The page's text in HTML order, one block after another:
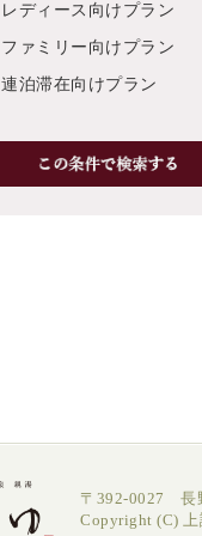
レディース向けプラン
ファミリー向けプラン
連泊滞在向けプラン
〒392-0027 長
Copyright (C)